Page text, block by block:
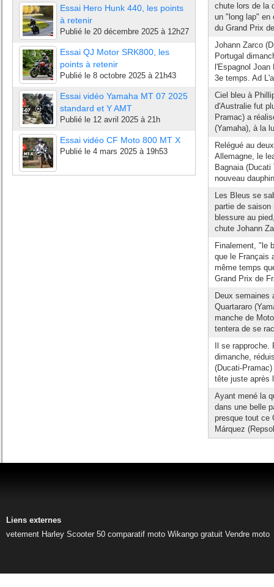
Essai Hero Hunk 440, les points
à retenir
Publié le 20 décembre 2025 à 12h27
Essai QJ Motor SRK800, les
points à retenir
Publié le 8 octobre 2025 à 21h43
Essai vidéo Yamaha MT 07 2025
standard et Y AMT
Publié le 12 avril 2025 à 21h
Essai vidéo CF Moto 800 MT X
Publié le 4 mars 2025 à 19h53
chute lors de la
un "long lap" en
du Grand Prix
Johann Zarco
Portugal
l'Espagnol
3e temps. Ad
Ciel bleu à
d'Australie fut
Pramac) a
(Yamaha), à la
Relégué au
Allemagne, le
Bagnaia
nouveau
Les Bleus se
partie de saison
blessure au
chute Johann
Finalement, "le
que le Français
même temps
Grand Prix de
Deux semaines
Quartararo
manche de
tentera de se
Il se
dimanche,
(Ducati-
tête juste après
Ayant mené la
dans une belle
presque tout ce
Márquez
Liens externes
vetement Harley Scooter 50 comparatif moto Wikango gratuit Vendre moto